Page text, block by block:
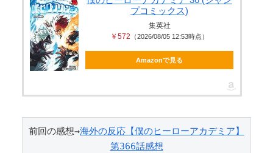
動画、エ□すぎて100...
【画像】 この美人ママ、脱いだら凄い・・・
プコミックス)
集英社
￥572 （2026/08/05 12:53時点）
Amazonで見る
前回の感想→海外の反応【僕のヒーローアカデミア】
第366話感想